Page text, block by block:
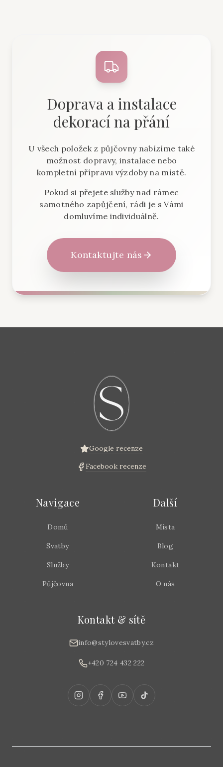
Doprava a instalace
dekorací na přání
U všech položek z půjčovny nabízíme také
možnost dopravy, instalace nebo
kompletní přípravu výzdoby na místě.
Pokud si přejete služby nad rámec
samotného zapůjčení, rádi je s Vámi
domluvíme individuálně.
Kontaktujte nás
Google recenze
Facebook recenze
Navigace
Domů
Svatby
Služby
Půjčovna
Další
Místa
Blog
Kontakt
O nás
Kontakt & sítě
info@stylovesvatby.cz
+420 724 432 222